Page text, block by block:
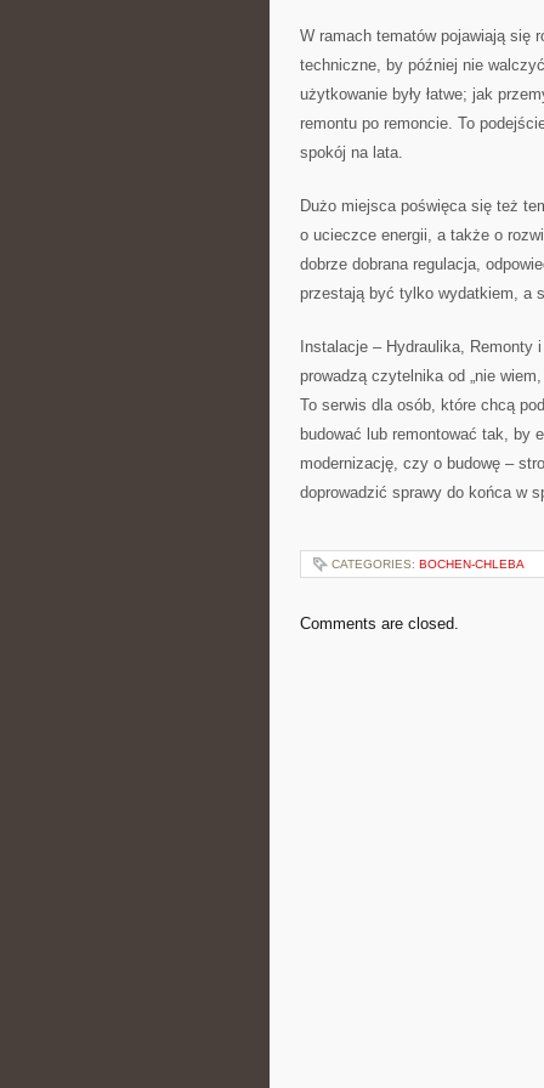
W ramach tematów pojawiają się
techniczne, by później nie
użytkowanie były łatwe; jak
remontu po remoncie. To
spokój na lata.
Dużo miejsca poświęca się też
o ucieczce energii, a także o
dobrze dobrana regulacja,
przestają być tylko wydatkiem, a
Instalacje – Hydraulika,
prowadzą czytelnika od „nie
To serwis dla osób, które chcą
budować lub remontować tak, by
modernizację, czy o budowę –
doprowadzić sprawy do końca w
CATEGORIES: BOCHEN-CHLEBA
Comments are closed.